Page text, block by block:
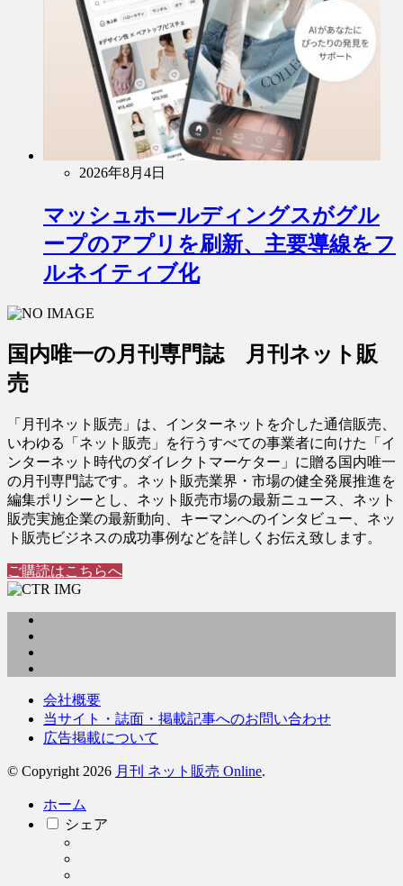
2026年8月4日
マッシュホールディングスがグル
ープのアプリを刷新、主要導線をフ
ルネイティブ化
国内唯一の月刊専門誌 月刊ネット販
売
「月刊ネット販売」は、インターネットを介した通信販売、
いわゆる「ネット販売」を行うすべての事業者に向けた「イ
ンターネット時代のダイレクトマーケター」に贈る国内唯一
の月刊専門誌です。ネット販売業界・市場の健全発展推進を
編集ポリシーとし、ネット販売市場の最新ニュース、ネット
販売実施企業の最新動向、キーマンへのインタビュー、ネッ
ト販売ビジネスの成功事例などを詳しくお伝え致します。
ご購読はこちらへ
会社概要
当サイト・誌面・掲載記事へのお問い合わせ
広告掲載について
© Copyright 2026 月刊 ネット販売 Online.
ホーム
シェア